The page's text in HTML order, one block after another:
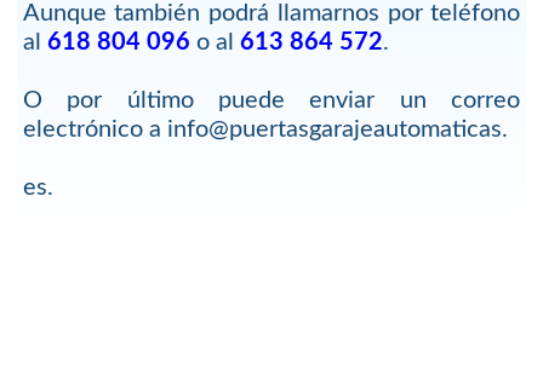
Aunque también podrá llamarnos por teléfono
al 618 804 096 o al 613 864 572.
O por último puede enviar un correo
electrónico a info@puertasgarajeautomaticas.
es.